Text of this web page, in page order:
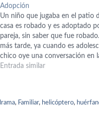
Adopción
Un niño que jugaba en el patio
casa es robado y es adoptado
pareja, sin saber que fue
más tarde, ya cuando es
chico oye una conversación en
se entera de que es adoptado,
Entrada similar
, Familiar, helicóptero,